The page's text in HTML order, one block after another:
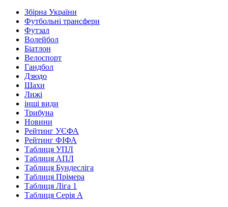
Збірна України
Футбольні трансфери
Футзал
Волейбол
Біатлон
Велоспорт
Гандбол
Дзюдо
Шахи
Лижі
інші види
Трибуна
Новини
Рейтинг УЄФА
Рейтинг ФІФА
Таблиця УПЛ
Таблиця АПЛ
Таблиця Бундесліга
Таблиця Прімера
Таблиця Ліга 1
Таблиця Серія А